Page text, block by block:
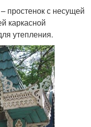
простенок с несущей
каркасной
утепления.